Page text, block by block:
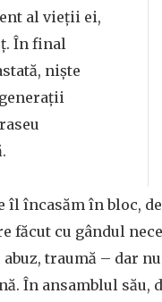
al vieții ei,
În final
niște
îl încasăm în bloc,
făcut cu gândul
traumă – dar
În ansamblul